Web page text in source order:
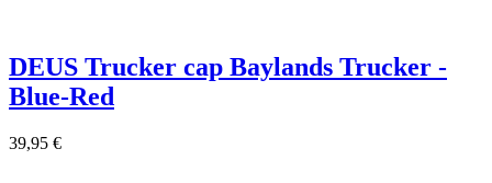
DEUS Trucker cap Baylands Trucker -
Blue-Red
39,95 €